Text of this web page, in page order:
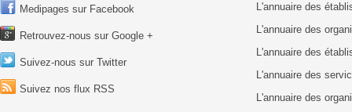
Medipages sur Facebook
Retrouvez-nous sur Google +
Suivez-nous sur Twitter
Suivez nos flux RSS
L'annuaire des
L'annuaire des
L'annuaire des
L'annuaire des
L'annuaire des